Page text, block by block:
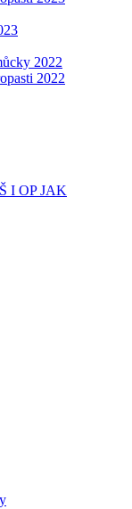
2022
2022
I OP JAK